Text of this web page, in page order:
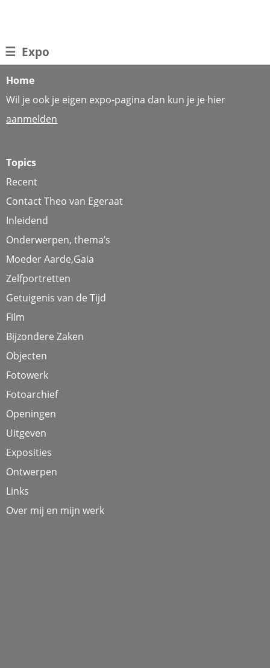
☰ Expo
Home
Wil je ook je eigen expo-pagina dan kun je je hier
aanmelden
Topics
Recent
Contact Theo van Egeraat
Inleidend
Onderwerpen, thema’s
Moeder Aarde,Gaia
Zelfportretten
Getuigenis van de Tijd
Film
Bijzondere Zaken
Objecten
Fotowerk
Fotoarchief
Openingen
Uitgeven
Exposities
Ontwerpen
Links
Over mij en mijn werk